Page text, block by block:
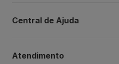
Central de Ajuda
Atendimento